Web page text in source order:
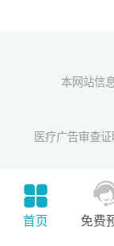
本网站信
医疗广告审查
首页 免费